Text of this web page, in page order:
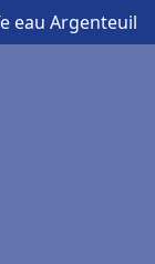
eau Argenteuil